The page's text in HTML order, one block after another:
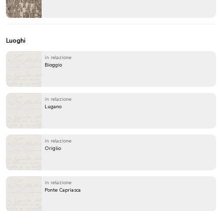
Luoghi
in relazione
Bioggio
in relazione
Lugano
in relazione
Origlio
in relazione
Ponte Capriasca